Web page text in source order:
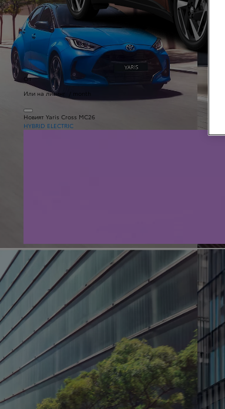
От
Или на лизинг / month
Новият Yaris Cross MC26
HYBRID ELECTRIC